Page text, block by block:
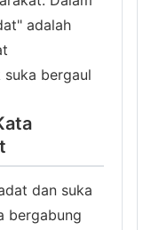
adalah
bergaul
dan suka
bergabung